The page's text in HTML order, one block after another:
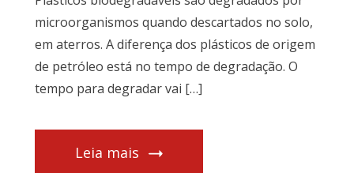
microorganismos quando descartados no solo,
em aterros. A diferença dos plásticos de origem
de petróleo está no tempo de degradação. O
tempo para degradar vai […]
Leia mais